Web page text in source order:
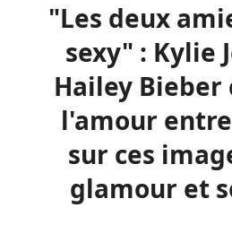
"Les deux
sexy" : Kylie
Hailey
l'amour
sur ces
glamour et